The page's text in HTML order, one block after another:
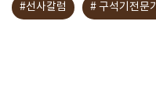
#선사칼럼 # 구석기전문